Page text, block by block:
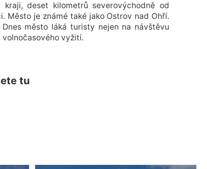
deset kilometrů severovýchodně od
Město je známé také jako Ostrov nad Ohří.
město láká turisty nejen na návštěvu
volnočasového vyžití.
tu